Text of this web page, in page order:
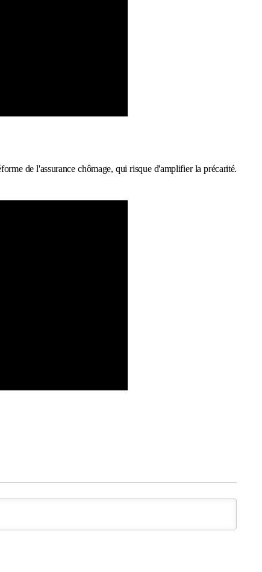
de l'assurance chômage, qui risque d'amplifier la précarité.